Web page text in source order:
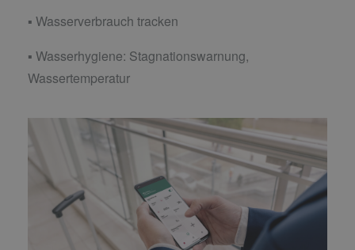
▪ Wasserverbrauch tracken
▪ Wasserhygiene: Stagnationswarnung,
Wassertemperatur